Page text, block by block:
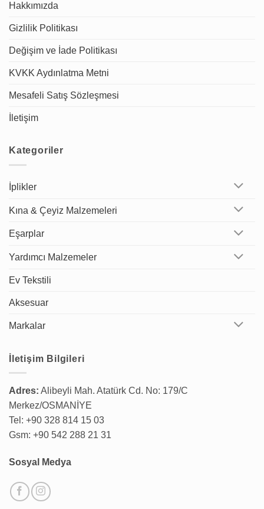
Hakkımızda
Gizlilik Politikası
Değişim ve İade Politikası
KVKK Aydınlatma Metni
Mesafeli Satış Sözleşmesi
İletişim
Kategoriler
İplikler
Kına & Çeyiz Malzemeleri
Eşarplar
Yardımcı Malzemeler
Ev Tekstili
Aksesuar
Markalar
İletişim Bilgileri
Adres: Alibeyli Mah. Atatürk Cd. No: 179/C
Merkez/OSMANİYE
Tel: +90 328 814 15 03
Gsm: +90 542 288 21 31
Sosyal Medya